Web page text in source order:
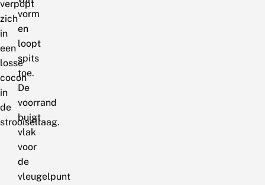
verpopt
zich
in
een
losse
cocon
in
de
strooisellaag.
vorm
en
loopt
spits
toe.
De
voorrand
buigt
vlak
voor
de
vleugelpunt